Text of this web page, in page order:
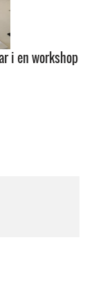
i en workshop